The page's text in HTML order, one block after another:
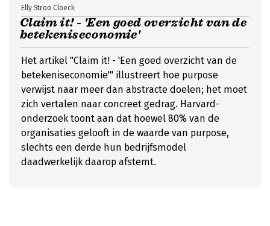
Claim it! - 'Een goed overzicht van de
betekeniseconomie'
Elly Stroo Cloeck
Het artikel "Claim it! - 'Een goed overzicht van de
betekeniseconomie'" illustreert hoe purpose
verwijst naar meer dan abstracte doelen; het moet
zich vertalen naar concreet gedrag. Harvard-
onderzoek toont aan dat hoewel 80% van de
organisaties gelooft in de waarde van purpose,
slechts een derde hun bedrijfsmodel
daadwerkelijk daarop afstemt.